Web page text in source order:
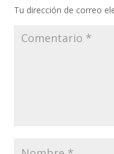
Tu dirección de correo